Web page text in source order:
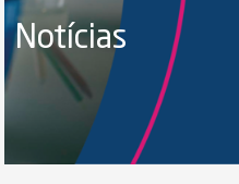
Notícias